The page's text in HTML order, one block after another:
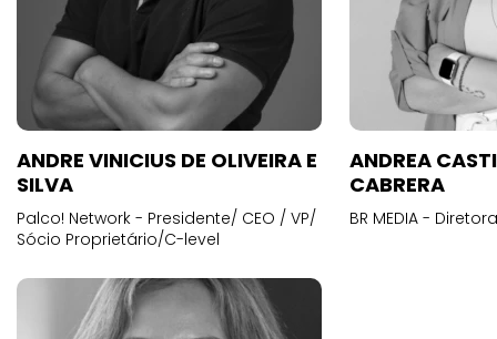
ANDRE VINICIUS DE OLIVEIRA E
SILVA
Palco! Network - Presidente/ CEO / VP/
Sócio Proprietário/C-level
ANDREA
CABRERA
BR MEDIA -